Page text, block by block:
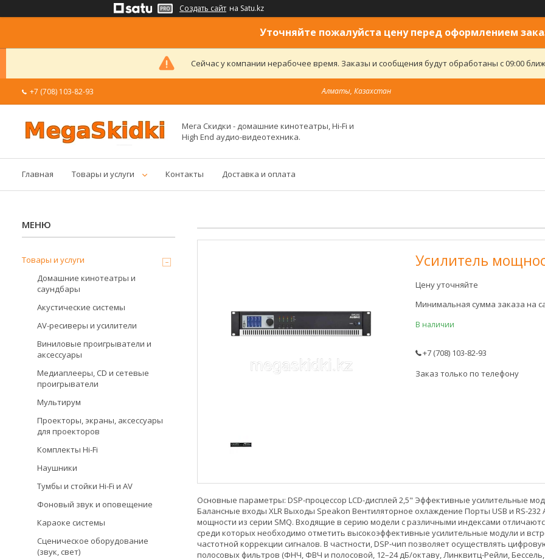
Создать сайт на Satu.kz
Уточняйте пожалуйста цену перед оформлением
Сейчас у компании нерабочее время. Заказы и сообщения будут обработаны с 09:00
+7 (708) 103-82-93 Алматы, Казахстан
Мега Скидки - домашние кинотеатры, Hi-Fi и
High End аудио-видеотехника.
Главная Товары и услуги Контакты Доставка и оплата
Усилитель
Цену уточняйте
Минимальная сумма заказа на
В наличии
+7 (708) 103-82-93
Заказ только по телефону
Основные параметры: DSP-процессор LCD-дисплей 2,5" Эффективные усилительные
Балансные входы XLR Выходы Speakon Вентиляторное охлаждение Порты USB и RS-
мощности из серии SMQ. Входящие в серию модели с различными индексами
среди которых необходимо отметить высокоэффективные усилительные модули и
частотной коррекции сигналов. В частности, DSP-чип позволяет осуществлять
полосовых фильтров (ФНЧ, ФВЧ и полосовой, 12–24 дБ/октаву, Линквитц-Рейли,
Товары и услуги
Домашние кинотеатры и
саундбары
Акустические системы
AV-ресиверы и усилители
Виниловые проигрыватели и
аксессуары
Медиаплееры, CD и сетевые
проигрыватели
Мультирум
Проекторы, экраны, аксессуары
для проекторов
Комплекты Hi-Fi
Наушники
Тумбы и стойки Hi-Fi и AV
Фоновый звук и оповещение
Караоке системы
Сценическое оборудование
(звук, свет)